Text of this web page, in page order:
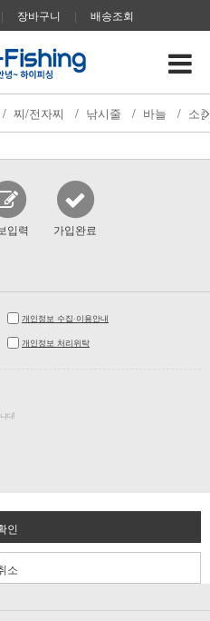
| 장바구니 | 배송조회
/ 찌/전자찌 / 낚시줄 / 바늘 / 소
입력 가입완료
개인정보 수집·이용안내
개인정보 처리위탁
다!
인
소